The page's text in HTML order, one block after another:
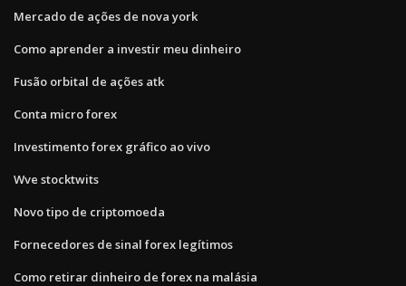
Mercado de ações de nova york
Como aprender a investir meu dinheiro
Fusão orbital de ações atk
Conta micro forex
Investimento forex gráfico ao vivo
Wve stocktwits
Novo tipo de criptomoeda
Fornecedores de sinal forex legítimos
Como retirar dinheiro de forex na malásia